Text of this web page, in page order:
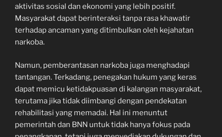
aktivitas sosial dan ekonomi yang lebih positif.
Masyarakat dapat berinteraksi tanpa rasa khawatir
terhadap ancaman yang ditimbulkan oleh kejahatan
narkoba.
Namun, pemberantasan narkoba juga menghadapi
tantangan. Terkadang, penegakan hukum yang keras
dapat memicu ketidakpuasan di kalangan masyarakat,
terutama jika tidak diimbangi dengan pendekatan
rehabilitasi yang memadai. Hal ini menuntut
pemerintah dan BNN untuk tidak hanya fokus pada